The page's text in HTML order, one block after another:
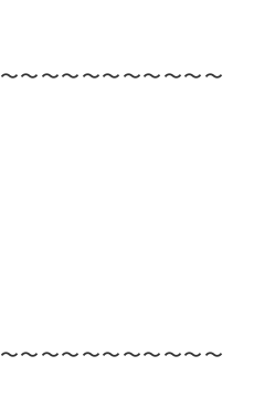
〜〜〜〜〜〜〜〜〜〜
〜〜〜〜〜〜〜〜〜〜